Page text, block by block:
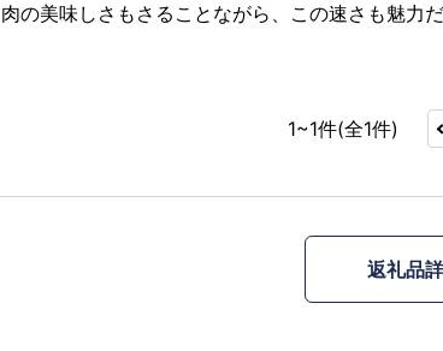
肉の美味しさもさることながら、この速さも魅力だ
1~1件(全1件)
返礼品